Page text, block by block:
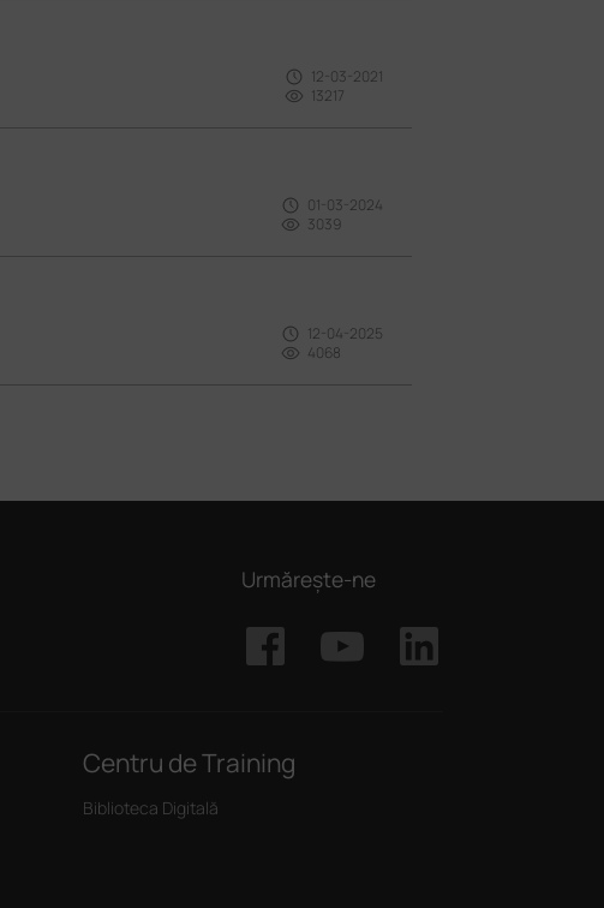
12-03-2021
13217
01-03-2024
3039
12-04-2025
4068
Urmărește-ne
Centru de Training
Biblioteca Digitală